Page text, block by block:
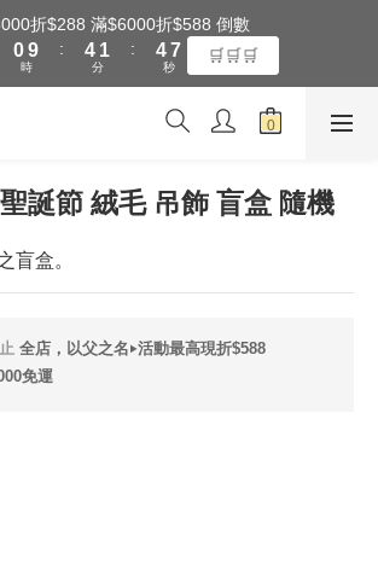
館滿$3000享『超商』免運費
折$288 滿$6000折$588 倒數
1
09
8
3
1
0
時
:
5
4
3
2
1
0
分
:
5
4
3
8
7
6
4
1
秒
🛒🛒🛒
全館滿$3000享『超商』免運費
誕節 絨毛 吊飾 盲盒 隨機
盲盒。
全店，以父之名‣活動最高現折$588
免運